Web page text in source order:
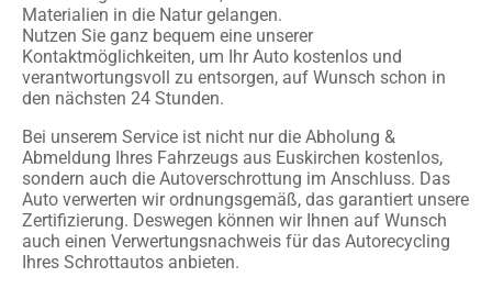
Materialien in die Natur gelangen.
Nutzen Sie ganz bequem eine unserer
Kontaktmöglichkeiten, um Ihr Auto kostenlos und
verantwortungsvoll zu entsorgen, auf Wunsch schon in
den nächsten 24 Stunden.
Bei unserem Service ist nicht nur die Abholung &
Abmeldung Ihres Fahrzeugs aus Euskirchen kostenlos,
sondern auch die Autoverschrottung im Anschluss. Das
Auto verwerten wir ordnungsgemäß, das garantiert unsere
Zertifizierung. Deswegen können wir Ihnen auf Wunsch
auch einen Verwertungsnachweis für das Autorecycling
Ihres Schrottautos anbieten.